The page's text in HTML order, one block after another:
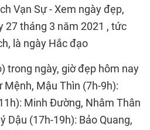
Vạn Sự - Xem ngày đẹp,
27 tháng 3 năm 2021 , tức
là ngày Hắc đạo
trong ngày, giờ đẹp hôm nay
Mệnh, Mậu Thìn (7h-9h):
Minh Đường, Nhâm Thân
Dậu (17h-19h): Bảo Quang,